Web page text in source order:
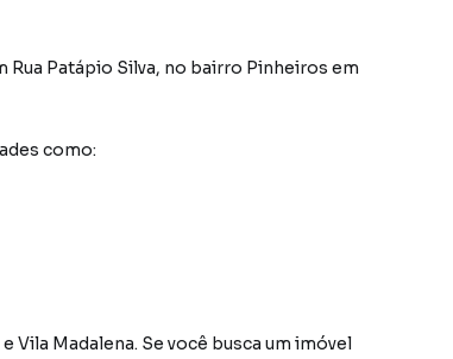
Rua Patápio Silva, no bairro Pinheiros em
como:
Madalena. Se você busca um imóvel